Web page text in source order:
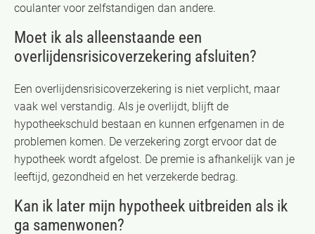
coulanter voor zelfstandigen dan andere.
Moet ik als alleenstaande een
overlijdensrisicoverzekering afsluiten?
Een overlijdensrisicoverzekering is niet verplicht, maar
vaak wel verstandig. Als je overlijdt, blijft de
hypotheekschuld bestaan en kunnen erfgenamen in de
problemen komen. De verzekering zorgt ervoor dat de
hypotheek wordt afgelost. De premie is afhankelijk van je
leeftijd, gezondheid en het verzekerde bedrag.
Kan ik later mijn hypotheek uitbreiden als ik
ga samenwonen?